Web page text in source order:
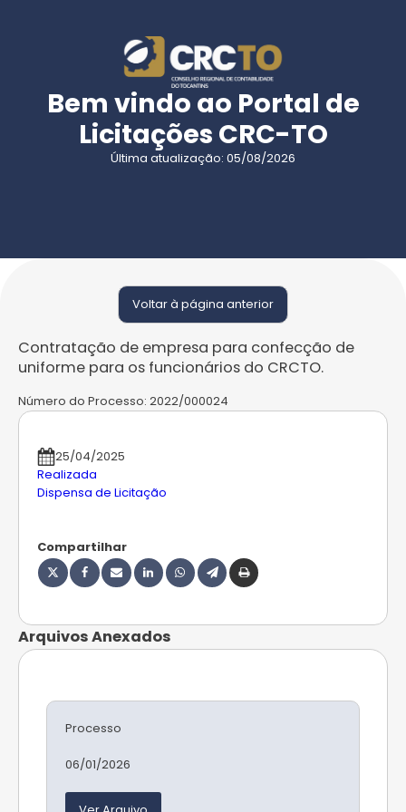
Bem vindo ao Portal de
Licitações CRC-TO
Última atualização: 05/08/2026
Voltar à página anterior
Contratação de empresa para confecção de
uniforme para os funcionários do CRCTO.
Número do Processo: 2022/000024
25/04/2025
Realizada
Dispensa de Licitação
Compartilhar
Arquivos Anexados
Processo
06/01/2026